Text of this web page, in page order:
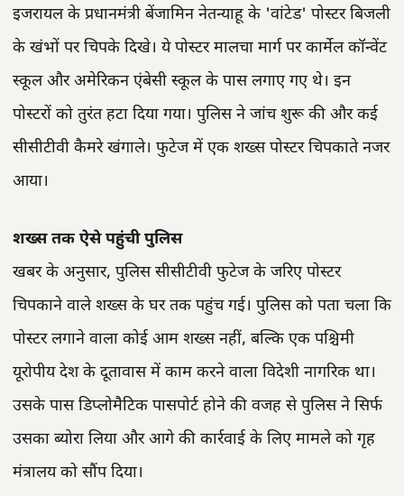
इजरायल के प्रधानमंत्री बेंजामिन नेतन्याहू के 'वांटेड' पोस्टर बिजली
के खंभों पर चिपके दिखे। ये पोस्टर मालचा मार्ग पर कार्मेल कॉन्वेंट
स्कूल और अमेरिकन एंबेसी स्कूल के पास लगाए गए थे। इन
पोस्टरों को तुरंत हटा दिया गया। पुलिस ने जांच शुरू की और कई
सीसीटीवी कैमरे खंगाले। फुटेज में एक शख्स पोस्टर चिपकाते नजर
आया।
शख्स तक ऐसे पहुंची पुलिस
खबर के अनुसार, पुलिस सीसीटीवी फुटेज के जरिए पोस्टर
चिपकाने वाले शख्स के घर तक पहुंच गई। पुलिस को पता चला कि
पोस्टर लगाने वाला कोई आम शख्स नहीं, बल्कि एक पश्चिमी
यूरोपीय देश के दूतावास में काम करने वाला विदेशी नागरिक था।
उसके पास डिप्लोमैटिक पासपोर्ट होने की वजह से पुलिस ने सिर्फ
उसका ब्योरा लिया और आगे की कार्रवाई के लिए मामले को गृह
मंत्रालय को सौंप दिया।